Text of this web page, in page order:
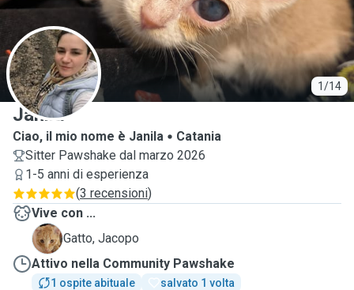
1/14
J
Janila
Ciao, il mio nome è Janila
Catania
Sitter Pawshake dal marzo 2026
1-5 anni di esperienza
(3 recensioni)
Vive con ...
J
Gatto, Jacopo
Attivo nella Community Pawshake
1 ospite abituale
salvato 1 volta